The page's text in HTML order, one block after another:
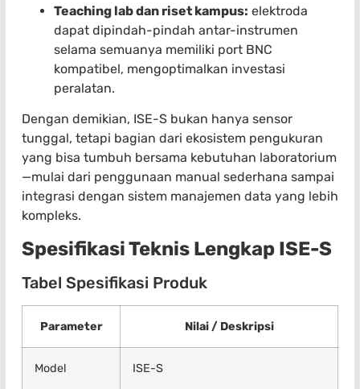
Teaching lab dan riset kampus: elektroda
dapat dipindah-pindah antar-instrumen
selama semuanya memiliki port BNC
kompatibel, mengoptimalkan investasi
peralatan.
Dengan demikian, ISE-S bukan hanya sensor
tunggal, tetapi bagian dari ekosistem pengukuran
yang bisa tumbuh bersama kebutuhan laboratorium
—mulai dari penggunaan manual sederhana sampai
integrasi dengan sistem manajemen data yang lebih
kompleks.
Spesifikasi Teknis Lengkap ISE-S
Tabel Spesifikasi Produk
Parameter Nilai / Deskripsi
Model ISE-S